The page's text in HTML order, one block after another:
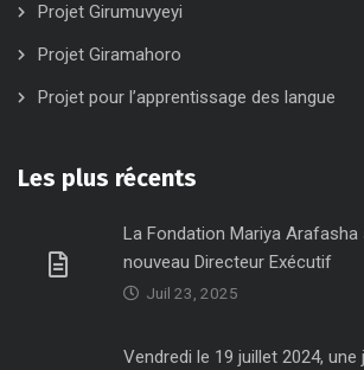
Projet Girumuvyeyi
Projet Giramahoro
Projet pour l’apprentissage des langue
Les plus récents
La Fondation Mariya Arafasha
nouveau Directeur Exécutif
Juil 23, 2025
Vendredi le 19 juillet 2024, une